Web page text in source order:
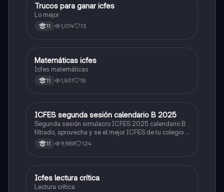
Química
Trucos para ganar icfes
Lo mejor
11 1,074 13
ICFES: Matemáticas
Matemáticas icfes
Icfes matemáticas
11 1,831 18
ICFES: Lectura Crítica
ICFES segunda sesión calendario B 2025
Segunda sesión simulacro ICFES 2025 calendario B
filtrado, aprovecha y se el mejor ICFES de tu colegio y
poder ingresar a universidad, y estudiar aquella
carrera con la que tanto sueñas.
11 9,888 124
Lengua Castellana
Icfes lectura crítica
Lectura crítica